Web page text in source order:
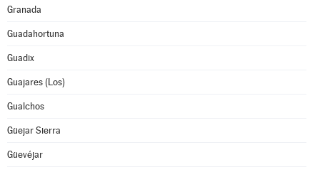
Granada
Guadahortuna
Guadix
Guajares (Los)
Gualchos
Güejar Sierra
Güevéjar